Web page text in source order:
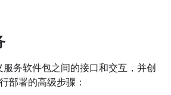
服务软件包之间的接口和交互，并创
部署的高级步骤：